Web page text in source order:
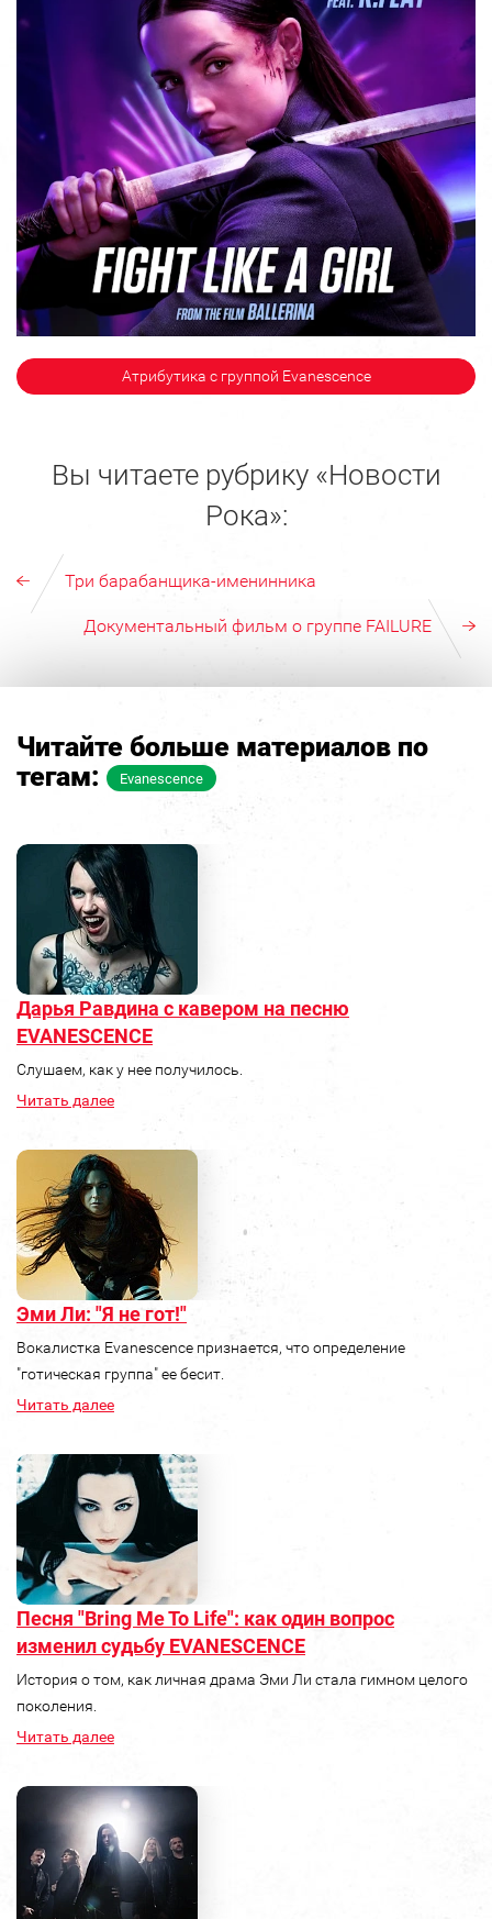
Атрибутика с группой Evanescence
Вы читаете рубрику «Новости
Рока»:
Три барабанщика-именинника
Документальный фильм о группе FAILURE
Читайте больше материалов по
тегам:
Evanescence
Дарья Равдина с кавером на песню
EVANESCENCE
Слушаем, как у нее получилось.
Читать далее
Эми Ли: "Я не гот!"
Вокалистка Evanescence признается, что определение
"готическая группа" ее бесит.
Читать далее
Песня "Bring Me To Life": как один вопрос
изменил судьбу EVANESCENCE
История о том, как личная драма Эми Ли стала гимном целого
поколения.
Читать далее